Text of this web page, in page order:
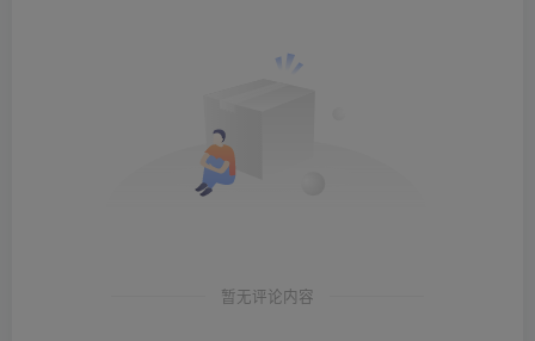
暂无评论内容